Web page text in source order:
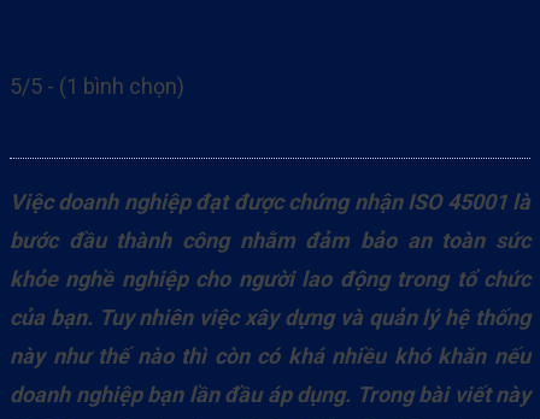
5/5 - (1 bình chọn)
Việc doanh nghiệp đạt được chứng nhận ISO 45001 là
bước đầu thành công nhằm đảm bảo an toàn sức
khỏe nghề nghiệp cho người lao động trong tổ chức
của bạn. Tuy nhiên việc xây dựng và quản lý hệ thống
này như thế nào thì còn có khá nhiều khó khăn nếu
doanh nghiệp bạn lần đầu áp dụng. Trong bài viết này